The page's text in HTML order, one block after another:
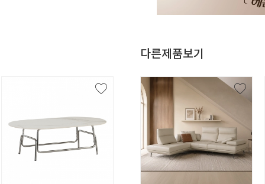
다른제품보기